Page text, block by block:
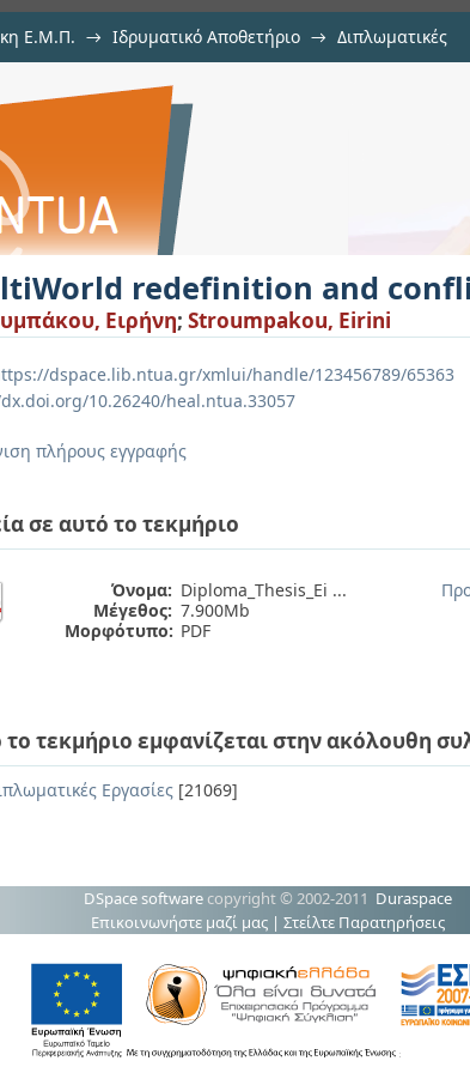
Ε.Μ.Π. → Ιδρυματικό Αποθετήριο → Διπλωματικές
and conflicting logic in LLMs
redefinition and
Ειρήνη; Stroumpakou, Eirini
dspace.lib.ntua.gr/xmlui/handle/123456789/65363
10.26240/heal.ntua.33057
πλήρους εγγραφής
σε αυτό το τεκμήριο
Όνομα: Diploma_Thesis_Ei ...
Μέγεθος: 7.900Mb
Μορφότυπο: PDF
το τεκμήριο εμφανίζεται στην ακόλουθη
Εργασίες [21069]
DSpace software copyright © 2002-2011 Duraspace
Επικοινωνήστε μαζί μας | Στείλτε Παρατηρήσεις